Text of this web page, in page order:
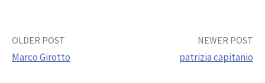
Post
OLDER POST
Marco Girotto
NEWER POST
patrizia capitanio